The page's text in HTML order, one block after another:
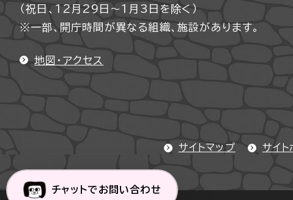
（祝日、12月29日～1月3日を除く）
※一部、開庁時間が異なる組織、施設があります。
地図・アクセス
サイトマップ サイト
チャットでお問い合わせ